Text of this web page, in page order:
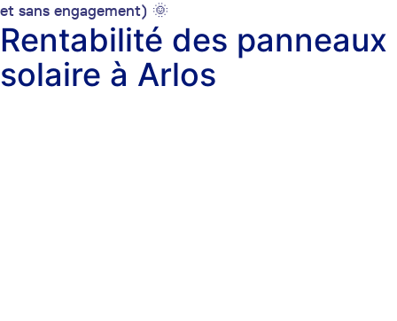
et sans engagement) 🌞
Rentabilité des panneaux
solaire à Arlos